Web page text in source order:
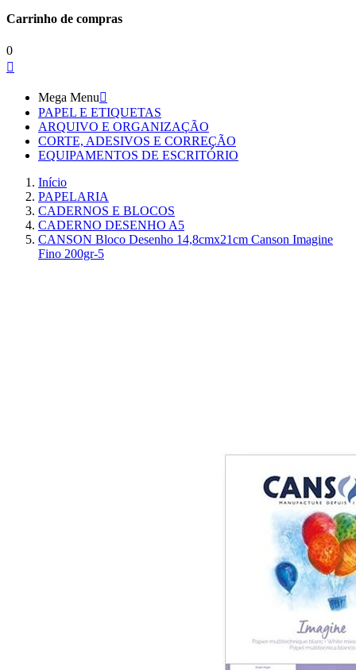
Carrinho de compras
0

Mega Menu
PAPEL E ETIQUETAS
ARQUIVO E ORGANIZAÇÃO
CORTE, ADESIVOS E CORREÇÃO
EQUIPAMENTOS DE ESCRITÓRIO
Início
PAPELARIA
CADERNOS E BLOCOS
CADERNO DESENHO A5
CANSON Bloco Desenho 14,8cmx21cm Canson Imagine
Fino 200gr-5